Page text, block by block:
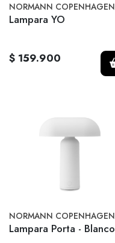
NORMANN COPENHAGEN
Lampara YO
$ 159.900
NORMANN COPENHAGEN
Lampara Porta - Blanco